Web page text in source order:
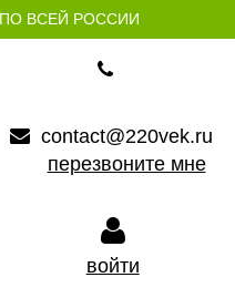
ВСЕЙ РОССИИ
contact@220vek.ru
перезвоните мне
войти